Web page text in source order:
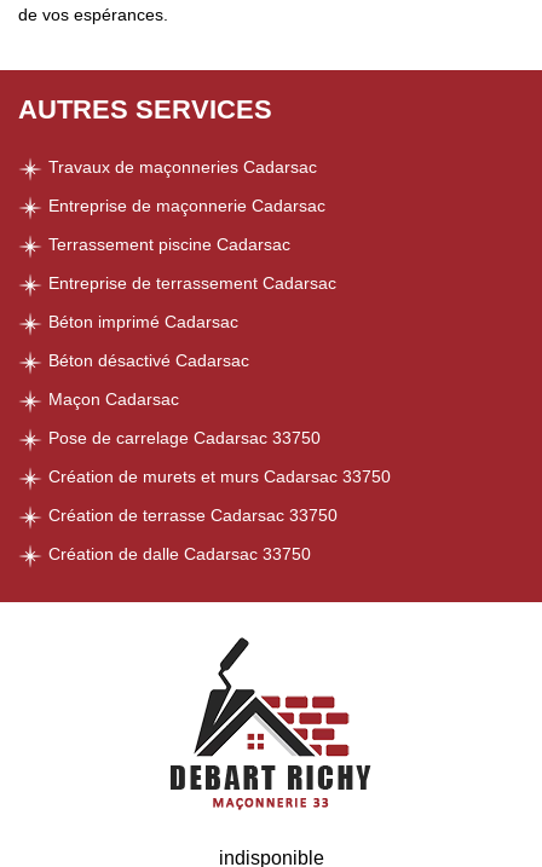
de vos espérances.
AUTRES SERVICES
Travaux de maçonneries Cadarsac
Entreprise de maçonnerie Cadarsac
Terrassement piscine Cadarsac
Entreprise de terrassement Cadarsac
Béton imprimé Cadarsac
Béton désactivé Cadarsac
Maçon Cadarsac
Pose de carrelage Cadarsac 33750
Création de murets et murs Cadarsac 33750
Création de terrasse Cadarsac 33750
Création de dalle Cadarsac 33750
indisponible